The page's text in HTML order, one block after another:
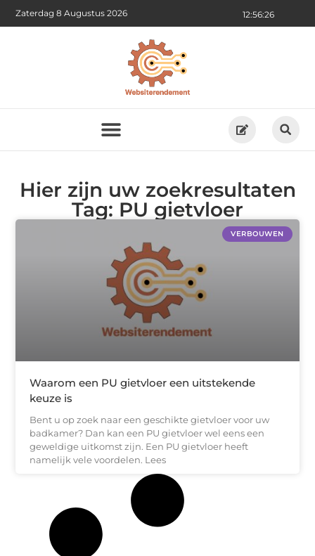
12:56:26
Zaterdag 8 Augustus 2026
Hier zijn uw zoekresultaten
Tag: PU gietvloer
VERBOUWEN
Waarom een PU gietvloer een uitstekende
keuze is
Bent u op zoek naar een geschikte gietvloer voor uw
badkamer? Dan kan een PU gietvloer wel eens een
geweldige uitkomst zijn. Een PU gietvloer heeft
namelijk vele voordelen. Lees